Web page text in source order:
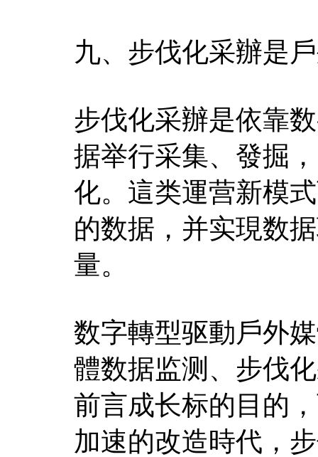
九、步伐化采辦是
步伐化采辦是依靠
据举行采集、發掘
化。這类運营新模
的数据，并实現数
量。
数字轉型驱動戶外
體数据监测、步伐
前言成长标的目的
加速的改造時代，